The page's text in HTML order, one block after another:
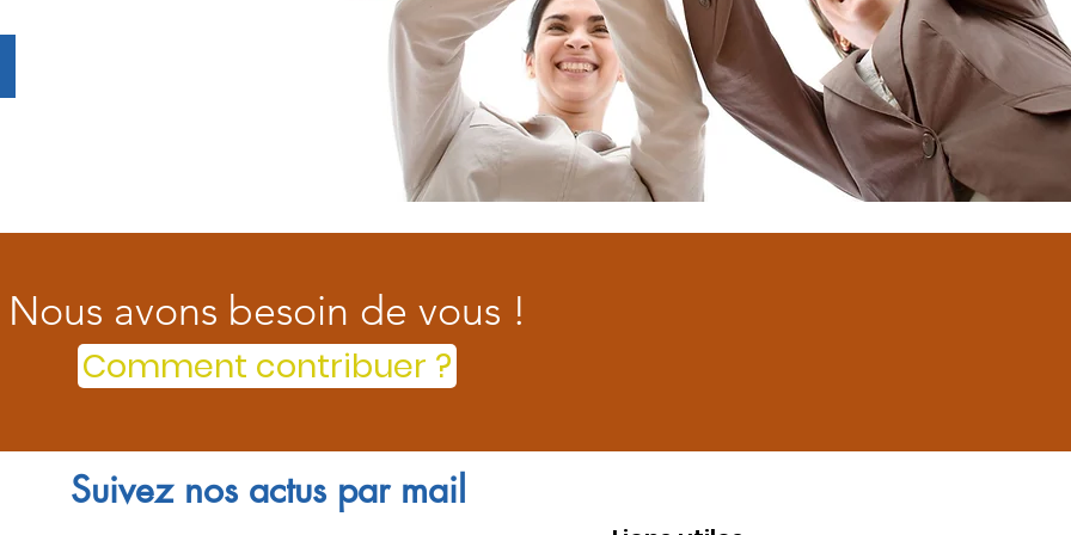
Nous avons besoin de vous !
Comment contribuer ?
Suivez nos actus par mail